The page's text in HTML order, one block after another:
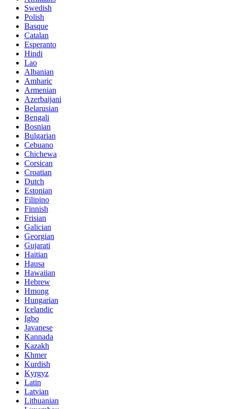
Swedish
Polish
Basque
Catalan
Esperanto
Hindi
Lao
Albanian
Amharic
Armenian
Azerbaijani
Belarusian
Bengali
Bosnian
Bulgarian
Cebuano
Chichewa
Corsican
Croatian
Dutch
Estonian
Filipino
Finnish
Frisian
Galician
Georgian
Gujarati
Haitian
Hausa
Hawaiian
Hebrew
Hmong
Hungarian
Icelandic
Igbo
Javanese
Kannada
Kazakh
Khmer
Kurdish
Kyrgyz
Latin
Latvian
Lithuanian